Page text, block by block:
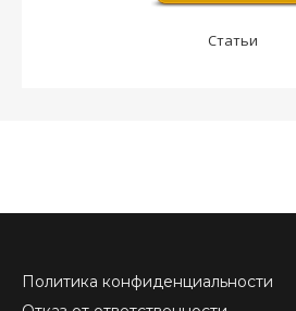
Статьи
Политика конфиденциальности